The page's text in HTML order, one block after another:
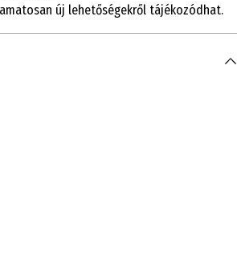
új lehetőségekről tájékozódhat.